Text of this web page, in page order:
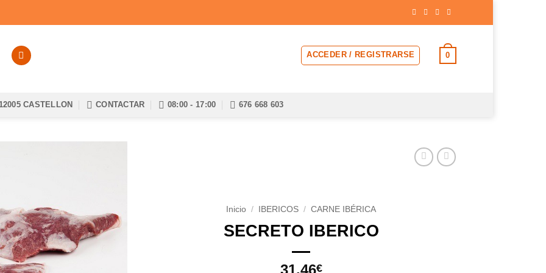
ACCEDER / REGISTRARSE 0
CASTELLON CONTACTAR 08:00 - 17:00 676 668 603
deseos
Inicio / IBERICOS / CARNE IBÉRICA
SECRETO IBERICO
31.46€